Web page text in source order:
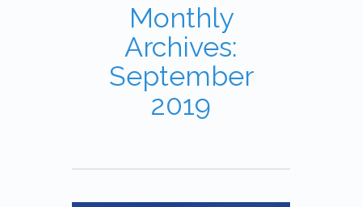
Monthly
Archives:
September
2019